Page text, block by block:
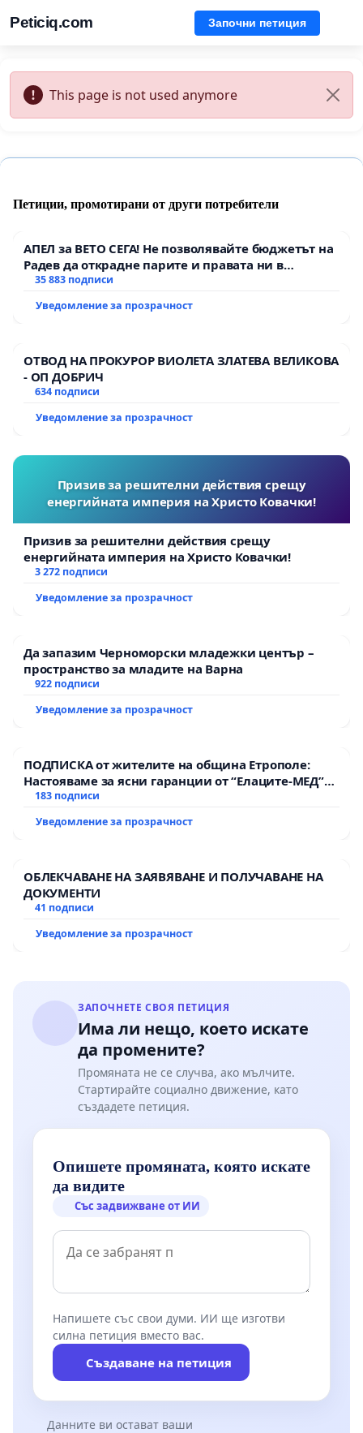
Peticiq.com Започни петиция
This page is not used anymore
Петиции, промотирани от други потребители
АПЕЛ за ВЕТО СЕГА! Не позволявайте бюджетът на
Радев да открадне парите и правата ни в
тъмното
35 883 подписи
Уведомление за прозрачност
ОТВОД НА ПРОКУРОР ВИОЛЕТА ЗЛАТЕВА ВЕЛИКОВА
- ОП ДОБРИЧ
634 подписи
Уведомление за прозрачност
Призив за решителни действия срещу
енергийната империя на Христо Ковачки!
Призив за решителни действия срещу
енергийната империя на Христо Ковачки!
3 272 подписи
Уведомление за прозрачност
Да запазим Черноморски младежки център –
пространство за младите на Варна
922 подписи
Уведомление за прозрачност
ПОДПИСКА от жителите на община Етрополе:
Настояваме за ясни гаранции от “Елаците-МЕД”
АД и от държавата, че ще се изпълнят всички
183 подписи
Уведомление за прозрачност
ОБЛЕКЧАВАНЕ НА ЗАЯВЯВАНЕ И ПОЛУЧАВАНЕ НА
ДОКУМЕНТИ
41 подписи
Уведомление за прозрачност
ЗАПОЧНЕТЕ СВОЯ ПЕТИЦИЯ
Има ли нещо, което искате
да промените?
Промяната не се случва, ако мълчите.
Стартирайте социално движение, като
създадете петиция.
Опишете промяната, която искате
да видите
Със задвижване от ИИ
Напишете със свои думи. ИИ ще изготви
силна петиция вместо вас.
Създаване на петиция
Данните ви остават ваши